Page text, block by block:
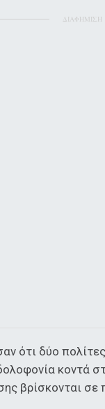
ΔΙΑΦΗΜΙΣΗ
ότι δύο
κοντά
βρίσκονται σε